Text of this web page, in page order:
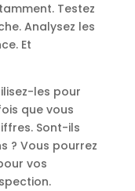
Testez
Analysez les
Et
les pour
que vous
Sont-ils
? Vous pourrez
vos